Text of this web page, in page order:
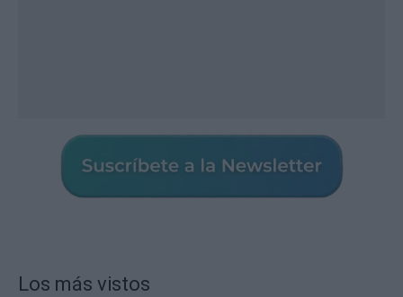
Los más vistos